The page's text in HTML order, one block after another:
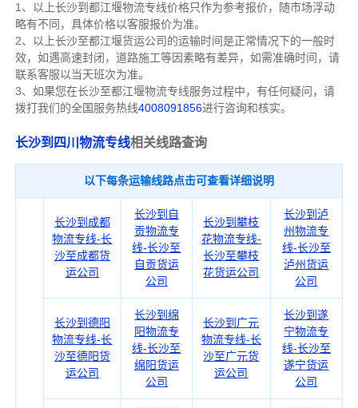
1、以上长沙到都江堰物流专线价格只作为参考报价，随市场浮动
略有不同，具体价格以客服报价为准。
2、以上长沙至都江堰货运公司的运输时间是正常情况下的一般时
效，如遇高速封闭，道路施工等因素略有差异，如需准确时间，请
联系客服以当天班次为准。
3、如果您在长沙至都江堰物流专线服务过程中，有任何疑问，请
拨打我们的全国服务热线4008091856进行咨询和核实。
长沙到四川物流专线相关线路查询
以下每条运输线路点击可查看详细说明
长沙到成都
物流专线-长
沙至成都货
运公司
长沙到自
贡物流专
线-长沙至
自贡货运
公司
长沙到攀枝
花物流专线-
长沙至攀枝
花货运公司
长沙到泸
州物流专
线-长沙至
泸州货运
公司
长沙到德阳
物流专线-长
沙至德阳货
运公司
长沙到绵
阳物流专
线-长沙至
绵阳货运
公司
长沙到广元
物流专线-长
沙至广元货
运公司
长沙到遂
宁物流专
线-长沙至
遂宁货运
公司